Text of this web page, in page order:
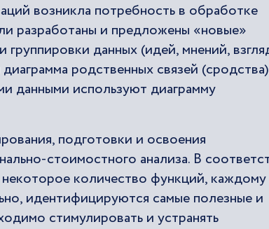
возникла потребность в обработке
разработаны и предложены «новые»
данных (идей, мнений,
родственных связей
данными используют диаграмму
подготовки и освоения
стоимостного анализа. В
некоторое количество функций, каждому
идентифицируются самые полезные и
стимулировать и устранять